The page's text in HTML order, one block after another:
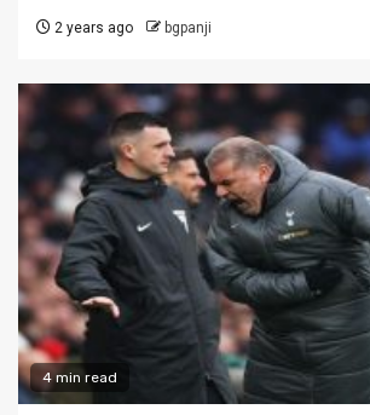
2 years ago bgpanji
4 min read